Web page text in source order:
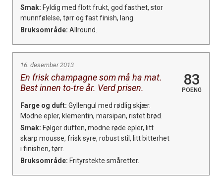
Smak: Fyldig med flott frukt, god fasthet, stor
munnfølelse, tørr og fast finish, lang.
Bruksområde: Allround.
16. desember 2013
En frisk champagne som må ha mat.
Best innen to-tre år. Verd prisen.
83
POENG
Farge og duft: Gyllengul med rødlig skjær.
Modne epler, klementin, marsipan, ristet brød.
Smak: Følger duften, modne røde epler, litt
skarp mousse, frisk syre, robust stil, litt bitterhet
i finishen, tørr.
Bruksområde: Frityrstekte småretter.